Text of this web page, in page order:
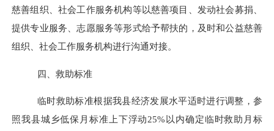
慈善组织、社会工作服务机构等以慈善项目、发动社会募捐、
提供专业服务、志愿服务等形式给予帮扶的，及时和公益慈善
组织、社会工作服务机构进行沟通对接。
四、救助标准
临时救助标准根据我县经济发展水平适时进行调整，参
照我县城乡低保月标准上下浮动25% 以内确定临时救助月标